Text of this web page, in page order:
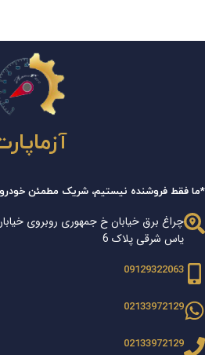
*ما فقط فروشنده نیستیم، شریک مطمئن
چراغ برق خیابان خ جمهوری روبروی
یاس شرقی پلاک 6
09129322063
02133972129
02133972129